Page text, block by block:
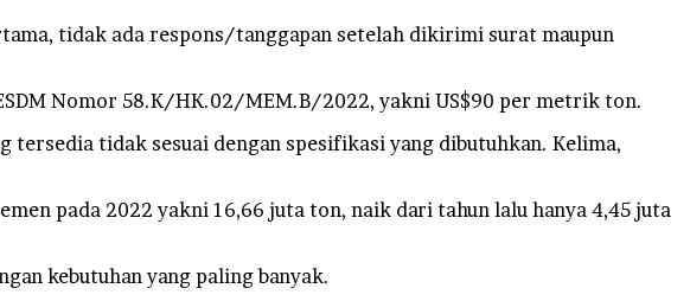
tidak ada respons/tanggapan setelah dikirimi surat maupun
Nomor 58.K/HK.02/MEM.B/2022, yakni US$90 per metrik ton.
tersedia tidak sesuai dengan spesifikasi yang dibutuhkan. Kelima,
pada 2022 yakni 16,66 juta ton, naik dari tahun lalu hanya 4,45 juta
kebutuhan yang paling banyak.